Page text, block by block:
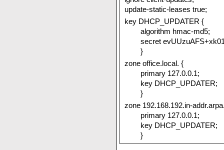
update-static-leases true;
key DHCP_UPDATER {
algorithm hmac-md5;
secret
}
zone office.local. {
primary 127.0.0.1;
key DHCP_UPDATER;
}
zone 192.168.192.in-
primary 127.0.0.1;
key DHCP_UPDATER;
}